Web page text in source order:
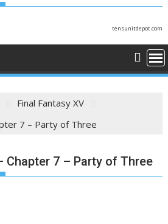
tensunitdepot.com
Final Fantasy XV
7 – Party of Three
Chapter 7 – Party of Three